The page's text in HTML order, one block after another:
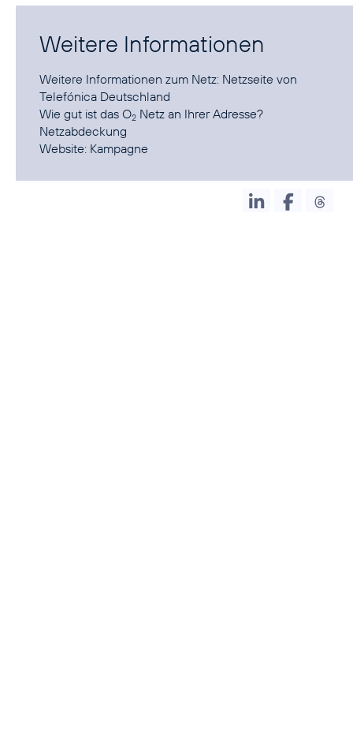
Weitere Informationen
Weitere Informationen zum Netz: Netzseite von
Telefónica Deutschland
Wie gut ist das O2 Netz an Ihrer Adresse?
Netzabdeckung
Website: Kampagne